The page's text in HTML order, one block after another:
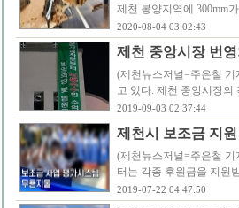
제천 봉양지역에 300mm
2020-08-04 03:02:43
제천 중앙시장 번
(제천뉴스저널=주은철
고 있다. 제천 중앙시장
2019-09-03 02:37:44
제천시 보조금 지
(제천뉴스저널=주은철
터는 각종 후원금을 지원
2019-07-22 04:47:50